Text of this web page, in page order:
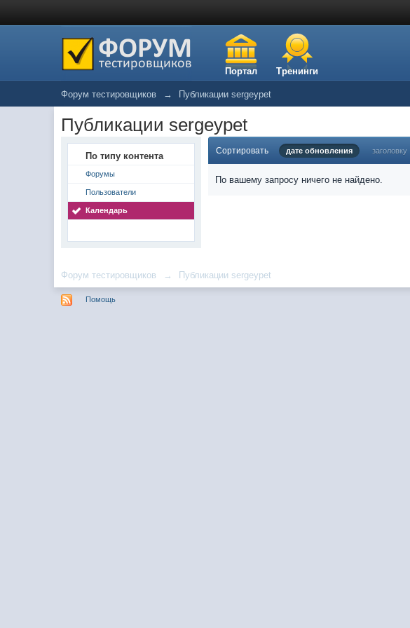
Портал Тренинги
Форум тестировщиков → Публикации sergeypet
Публикации sergeypet
По типу контента
Форумы
Пользователи
Календарь
Сортировать дате обновления заголовку
По вашему запросу ничего не найдено.
Форум тестировщиков → Публикации sergeypet
Помощь